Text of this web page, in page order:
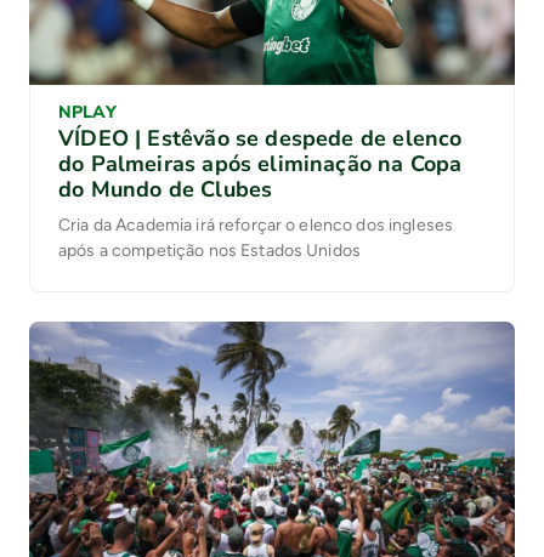
NPLAY
VÍDEO | Estêvão se despede de elenco
do Palmeiras após eliminação na Copa
do Mundo de Clubes
Cria da Academia irá reforçar o elenco dos ingleses
após a competição nos Estados Unidos